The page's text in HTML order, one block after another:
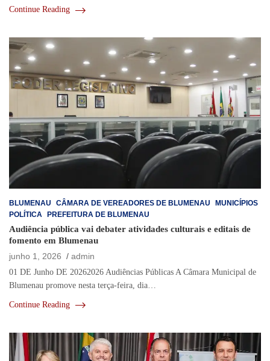
Continue Reading
BLUMENAU CÂMARA DE VEREADORES DE BLUMENAU
MUNICÍPIOS
POLÍTICA
PREFEITURA DE BLUMENAU
Audiência pública vai debater atividades culturais e editais de
fomento em Blumenau
junho 1, 2026
admin
01 DE Junho DE 20262026 Audiências Públicas A Câmara Municipal de
Blumenau promove nesta terça-feira, dia…
Continue Reading